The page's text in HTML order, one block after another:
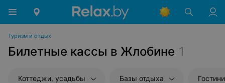
Туризм и отдых
Билетные кассы в Жлобине 1
Коттеджи, усадьбы Базы отдыха